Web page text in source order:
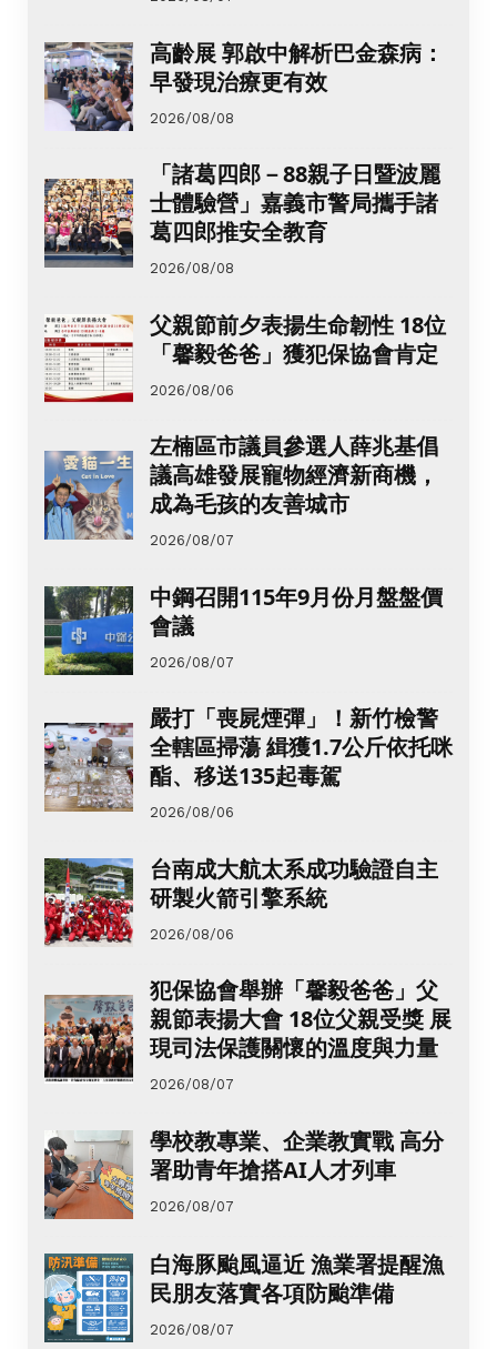
高齡展 郭啟中解析巴金森病：
早發現治療更有效
2026/08/08
「諸葛四郎－88親子日暨波麗
士體驗營」嘉義市警局攜手諸
葛四郎推安全教育
2026/08/08
父親節前夕表揚生命韌性 18位
「馨毅爸爸」獲犯保協會肯定
2026/08/06
左楠區市議員參選人薛兆基倡
議高雄發展寵物經濟新商機，
成為毛孩的友善城市
2026/08/07
中鋼召開115年9月份月盤盤價
會議
2026/08/07
嚴打「喪屍煙彈」！新竹檢警
全轄區掃蕩 緝獲1.7公斤依托咪
酯、移送135起毒駕
2026/08/06
台南成大航太系成功驗證自主
研製火箭引擎系統
2026/08/06
犯保協會舉辦「馨毅爸爸」父
親節表揚大會 18位父親受獎 展
現司法保護關懷的溫度與力量
2026/08/07
學校教專業、企業教實戰 高分
署助青年搶搭AI人才列車
2026/08/07
白海豚颱風逼近 漁業署提醒漁
民朋友落實各項防颱準備
2026/08/07